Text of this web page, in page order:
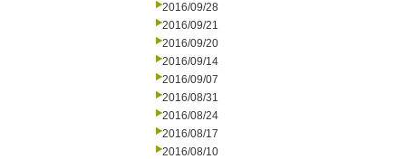
2016/09/28
2016/09/21
2016/09/20
2016/09/14
2016/09/07
2016/08/31
2016/08/24
2016/08/17
2016/08/10